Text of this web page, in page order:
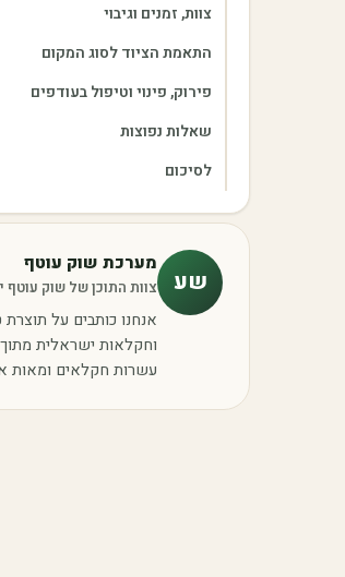
צוות, זמנים וגיבוי
התאמת הציוד לסוג המקום
פירוק, פינוי וטיפול בעודפים
שאלות נפוצות
לסיכום
שע
מערכת שוק עוטף
צוות התוכן של שוק עוטף
אנחנו כותבים על תוצרת
וחקלאות ישראלית מתוך
עשרות חקלאים ומאות